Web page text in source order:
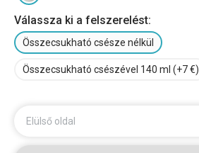
Válassza ki a felszerelést:
Összecsukható csésze nélkül
Összecsukható csészével 140 ml (+7 €)
Elülső oldal